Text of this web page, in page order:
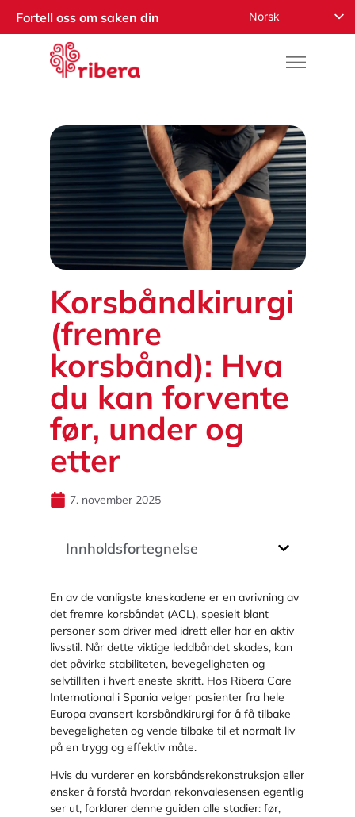
Fortell oss om saken din Norsk
Español
Français
Română
Deutsch
Nederlands
العربية
Korsbåndkirurgi
(fremre
korsbånd): Hva
du kan forvente
før, under og
etter
7. november 2025
Innholdsfortegnelse
En av de vanligste kneskadene er en avrivning av
det fremre korsbåndet (ACL), spesielt blant
personer som driver med idrett eller har en aktiv
livsstil. Når dette viktige leddbåndet skades, kan
det påvirke stabiliteten, bevegeligheten og
selvtilliten i hvert eneste skritt. Hos Ribera Care
International i Spania velger pasienter fra hele
Europa avansert korsbåndkirurgi for å få tilbake
bevegeligheten og vende tilbake til et normalt liv
på en trygg og effektiv måte.
Hvis du vurderer en korsbåndsrekonstruksjon eller
ønsker å forstå hvordan rekonvalesensen egentlig
ser ut, forklarer denne guiden alle stadier: før,